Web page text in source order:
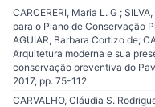
CARCERERI, Maria L. G ;
para o Plano de Conservação
AGUIAR, Barbara Cortizo de;
Arquitetura moderna e sua
conservação preventiva do
2017, pp. 75-112.
CARVALHO, Cláudia S.